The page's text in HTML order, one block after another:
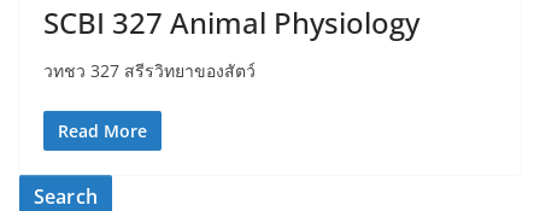
SCBI 327 Animal Physiology
วทชว 327 สรีรวิทยาของสัตว์
Read More
Search